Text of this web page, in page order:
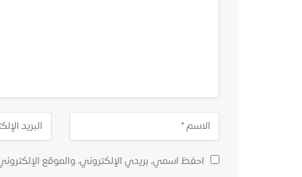
احفظ اسمي، بريدي الإلكتروني، والموقع